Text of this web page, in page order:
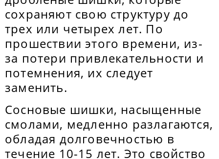
сохраняют свою структуру до
трех или четырех лет. По
прошествии этого времени, из-
за потери привлекательности и
потемнения, их следует
заменить.
Сосновые шишки, насыщенные
смолами, медленно разлагаются,
обладая долговечностью в
течение 10-15 лет. Это свойство